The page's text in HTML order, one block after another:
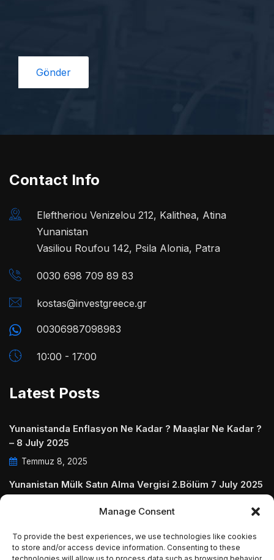
Manage Consent
To provide the best experiences, we use technologies like cookies
to store and/or access device information. Consenting to these
Contact Info
Eleftheriou Venizelou 212, Kalithea, Atina
Yunanistan
Vasiliou Roufou 142, Psila Alonia, Patra
0030 698 709 89 83
kostas@investgreece.gr
00306987098983
10:00 - 17:00
Latest Posts
Yunanistanda Enflasyon Ne Kadar ? Maaşlar Ne Kadar ?
– 8 July 2025
Temmuz 8, 2025
Yunanistan Mülk Satın Alma Vergisi 2.Bölüm 7 July 2025
July 2025